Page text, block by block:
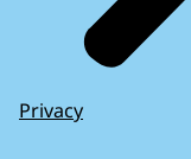
Privacy